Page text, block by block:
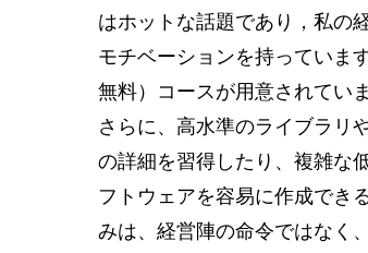
はホットな話題であり，私の
モチベーションを持っていま
無料）コースが用意されていま
さらに、高水準のライブラリ
の詳細を習得したり、複雑な
フトウェアを容易に作成でき
みは、経営陣の命令ではなく